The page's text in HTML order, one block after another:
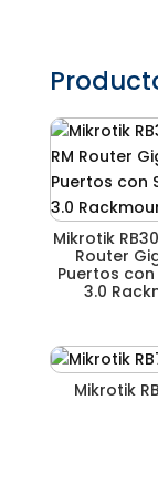
Mikrotik
Router
Puertos con
3.0
Mikrotik